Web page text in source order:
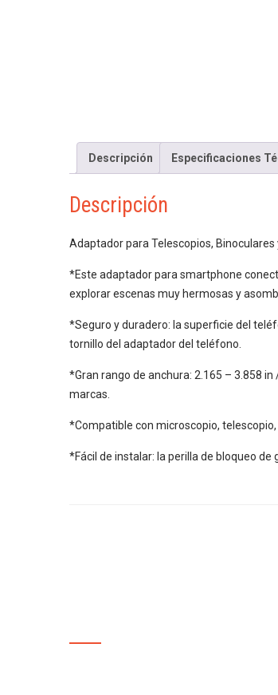
Descripción Especificaciones
Descripción
Adaptador para Telescopios, Binoculares
*Este adaptador para smartphone
explorar escenas muy hermosas y
*Seguro y duradero: la superficie del
tornillo del adaptador del teléfono.
*Gran rango de anchura: 2.165 – 3.858
marcas.
*Compatible con microscopio,
*Fácil de instalar: la perilla de bloqueo